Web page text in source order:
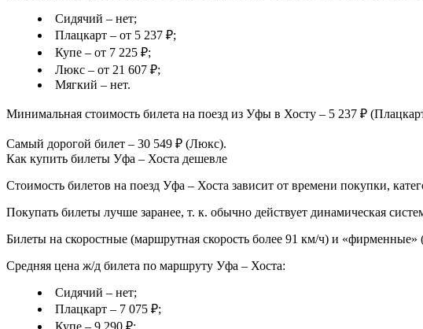
Сидячий – нет;
Плацкарт – от 5 237 ₽;
Купе – от 7 225 ₽;
Люкс – от 21 607 ₽;
Мягкий – нет.
Минимальная стоимость билета на поезд из Уфы в Хосту – 5 237 ₽
Самый дорогой билет – 30 549 ₽ (Люкс).
Как купить билеты Уфа – Хоста дешевле
Стоимость билетов на поезд Уфа – Хоста зависит от времени покупки,
Покупать билеты лучше заранее, т. к. обычно действует динамическая
Билеты на скоростные (маршрутная скорость более 91 км/ч) и
Средняя цена ж/д билета по маршруту Уфа – Хоста:
Сидячий – нет;
Плацкарт – 7 075 ₽;